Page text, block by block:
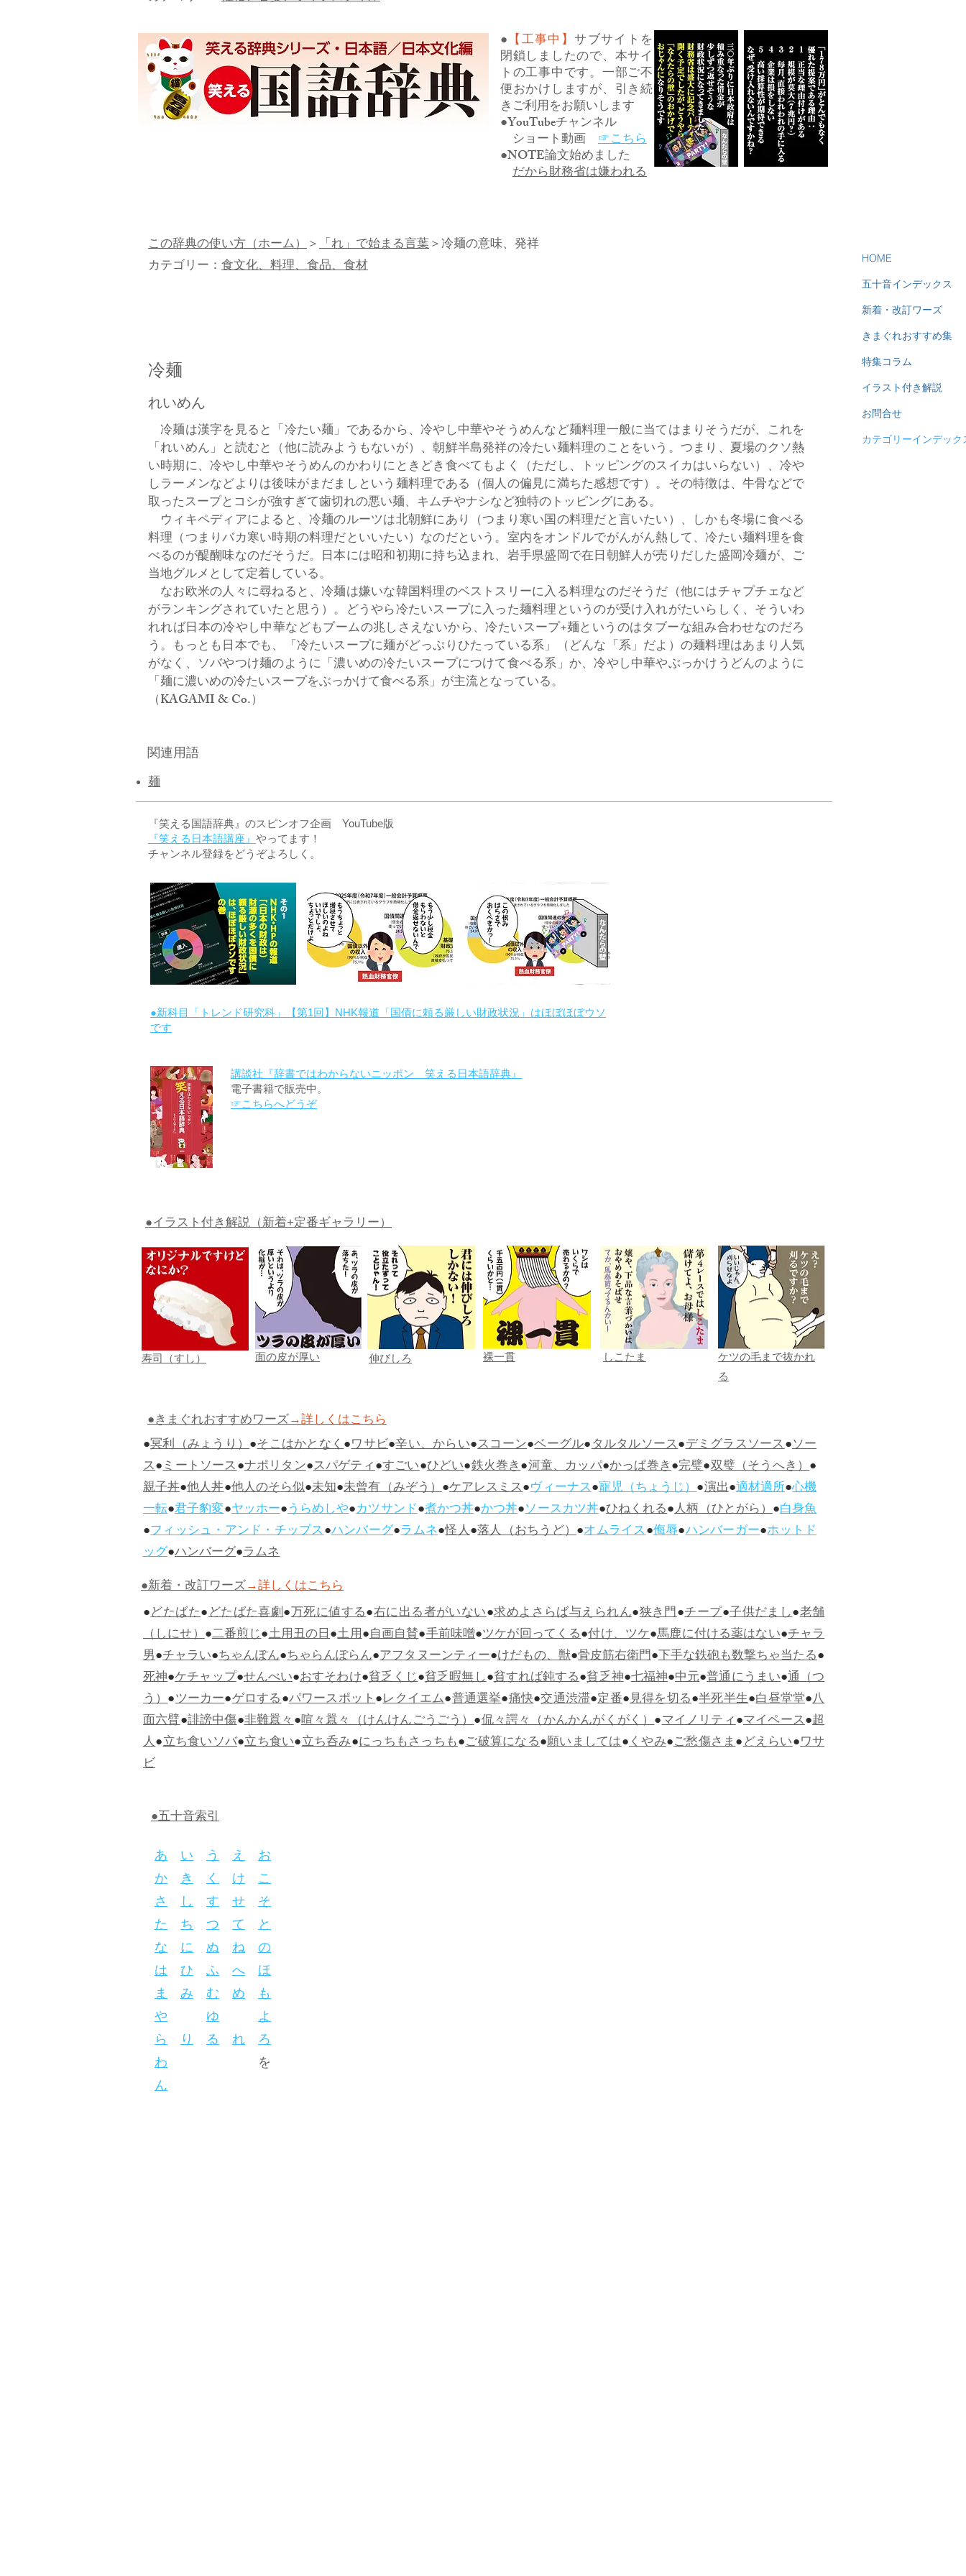
● 【工事中】サブサイトを
閉鎖しましたので、本サイ
トの工事中です。一部ご不
便おかけしますが、引き続
きご利用をお願いします
●YouTubeチャンネル
ショート動画 ☞こちら
●NOTE論文始めました
だから財務省は嫌われる
この辞典の使い方（ホーム）＞「れ」で始まる言葉＞冷麺の意味、発祥
カテゴリー： 食文化、料理、食品、食材
冷麺
れいめん
冷麺は漢字を見ると「冷たい麺」であるから、冷やし中華やそうめんなど麺料理一般に当てはまりそうだが、これを
「れいめん」と読むと（他に読みようもないが）、朝鮮半島発祥の冷たい麺料理のことをいう。つまり、夏場のクソ熱
い時期に、冷やし中華やそうめんのかわりにときどき食べてもよく（ただし、トッピングのスイカはいらない）、冷や
しラーメンなどよりは後味がまだましという麺料理である（個人の偏見に満ちた感想です）。その特徴は、牛骨などで
取ったスープとコシが強すぎて歯切れの悪い麺、キムチやナシなど独特のトッピングにある。
ウィキペディアによると、冷麺のルーツは北朝鮮にあり（つまり寒い国の料理だと言いたい）、しかも冬場に食べる
料理（つまりバカ寒い時期の料理だといいたい）なのだという。室内をオンドルでがんがん熱して、冷たい麺料理を食
べるのが醍醐味なのだそうだ。日本には昭和初期に持ち込まれ、岩手県盛岡で在日朝鮮人が売りだした盛岡冷麺が、ご
当地グルメとして定着している。
なお欧米の人々に尋ねると、冷麺は嫌いな韓国料理のベストスリーに入る料理なのだそうだ（他にはチャプチェなど
がランキングされていたと思う）。どうやら冷たいスープに入った麺料理というのが受け入れがたいらしく、そういわ
れれば日本の冷やし中華などもブームの兆しさえないから、冷たいスープ+麺というのはタブーな組み合わせなのだろ
う。もっとも日本でも、「冷たいスープに麺がどっぷりひたっている系」（どんな「系」だよ）の麺料理はあまり人気
がなく、ソバやつけ麺のように「濃いめの冷たいスープにつけて食べる系」か、冷やし中華やぶっかけうどんのように
「麺に濃いめの冷たいスープをぶっかけて食べる系」が主流となっている。
（KAGAMI & Co.）
関連用語
麺
HOME
五十音インデックス
新着・改訂ワーズ
きまぐれおすすめ集
特集コラム
イラスト付き解説
お問合せ
カテゴリーインデック
『笑える国語辞典』のスピンオフ企画 YouTube版
『笑える日本語講座』 やってます！
チャンネル登録をどうぞよろしく。
●新科目「トレンド研究科」【第1回】NHK報道「国債に頼る厳しい財政状況」はほぼほぼウソ
です
講談社『辞書ではわからないニッポン 笑える日本語辞典』
電子書籍で販売中。
☞こちらへどうぞ
●イラスト付き解説（新着+定番ギャラリー）
寿司（すし） 面の皮が厚い 伸びしろ 裸一貫 しこたま
ケツの毛まで抜かれ
る
●きまぐれおすすめワーズ→詳しくはこちら
●冥利（みょうり）●そこはかとなく●ワサビ●辛い、からい●スコーン●ベーグル●タルタルソース●デミグラスソース●ソー
ス●ミートソース●ナポリタン●スパゲティ●すごい●ひどい●鉄火巻き●河童、カッパ●かっぱ巻き●完璧●双璧（そうへき）●
親子丼●他人丼●他人のそら似●未知●未曾有（みぞう）●ケアレスミス●ヴィーナス●寵児（ちょうじ）●演出●適材適所●心機
一転●君子豹変●ヤッホー●うらめしや●カツサンド●煮かつ丼●かつ丼●ソースカツ丼●ひねくれる●人柄（ひとがら）●白身魚
●フィッシュ・アンド・チップス●ハンバーグ●ラムネ●怪人●落人（おちうど）●オムライス●侮辱●ハンバーガー●ホットド
ッグ●ハンバーグ●ラムネ
●新着・改訂ワーズ→詳しくはこちら
●どたばた●どたばた喜劇●万死に値する●右に出る者がいない●求めよさらば与えられん●狭き門●チープ●子供だまし●老舗
（しにせ）●二番煎じ●土用丑の日●土用●自画自賛●手前味噌●ツケが回ってくる●付け、ツケ●馬鹿に付ける薬はない●チャラ
男●チャラい●ちゃんぽん●ちゃらんぽらん●アフタヌーンティー●けだもの、獣●骨皮筋右衛門●下手な鉄砲も数撃ちゃ当たる●
死神●ケチャップ●せんべい●おすそわけ●貧乏くじ●貧乏暇無し●貧すれば鈍する●貧乏神●七福神●中元●普通にうまい●通（つ
う）●ツーカー●ゲロする●パワースポット●レクイエム●普通選挙●痛快●交通渋滞●定番●見得を切る●半死半生●白昼堂堂●八
面六臂●誹謗中傷●非難囂々●喧々囂々（けんけんごうごう）●侃々諤々（かんかんがくがく）●マイノリティ●マイペース●超
人●立ち食いソバ●立ち食い●立ち呑み●にっちもさっちも●ご破算になる●願いましては●くやみ●ご愁傷さま●どえらい●ワサ
ビ
●五十音索引
あ い う え お
か き く け こ
さ し す せ そ
た ち つ て と
な に ぬ ね の
は ひ ふ へ ほ
ま み む め も
や
ゆ
よ
ら り る れ ろ
わ を
ん